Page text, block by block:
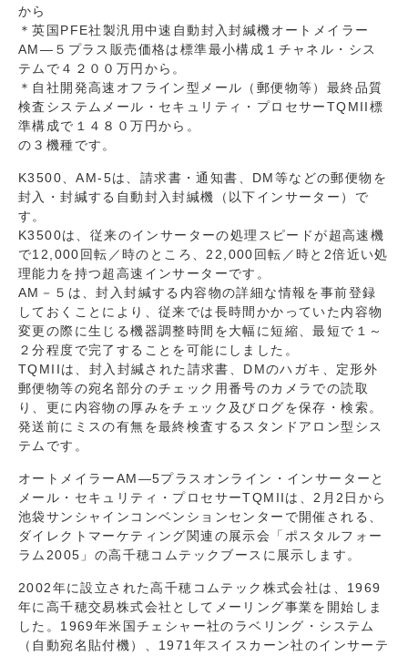
から
＊英国PFE社製汎用中速自動封入封緘機オートメイラー
AM―５プラス販売価格は標準最小構成１チャネル・シス
テムで４２００万円から。
＊自社開発高速オフライン型メール（郵便物等）最終品質
検査システムメール・セキュリティ・プロセサーTQMII標
準構成で１４８０万円から。
の３機種です。
K3500、AM-5は、請求書・通知書、DM等などの郵便物を
封入・封緘する自動封入封緘機（以下インサーター）で
す。
K3500は、従来のインサーターの処理スピードが超高速機
で12,000回転／時のところ、22,000回転／時と2倍近い処
理能力を持つ超高速インサーターです。
AM－５は、封入封緘する内容物の詳細な情報を事前登録
しておくことにより、従来では長時間かかっていた内容物
変更の際に生じる機器調整時間を大幅に短縮、最短で１～
２分程度で完了することを可能にしました。
TQMIIは、封入封緘された請求書、DMのハガキ、定形外
郵便物等の宛名部分のチェック用番号のカメラでの読取
り、更に内容物の厚みをチェック及びログを保存・検索。
発送前にミスの有無を最終検査するスタンドアロン型シス
テムです。
オートメイラーAM―5プラスオンライン・インサーターと
メール・セキュリティ・プロセサーTQMIIは、2月2日から
池袋サンシャインコンベンションセンターで開催される、
ダイレクトマーケティング関連の展示会「ポスタルフォー
ラム2005」の高千穂コムテックブースに展示します。
2002年に設立された高千穂コムテック株式会社は、1969
年に高千穂交易株式会社としてメーリング事業を開始しま
した。1969年米国チェシャー社のラベリング・システム
（自動宛名貼付機）、1971年スイスカーン社のインサーテ